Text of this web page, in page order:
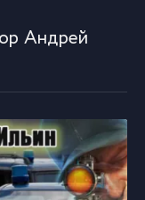
Андрей